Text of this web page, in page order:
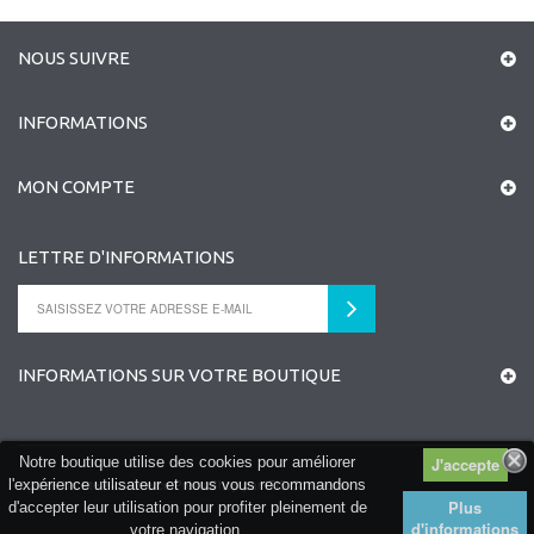
Notre boutique utilise des cookies pour améliorer
l'expérience utilisateur et nous vous recommandons
d'accepter leur utilisation pour profiter pleinement de
votre navigation.
Plus
d'informations
NOUS SUIVRE
INFORMATIONS
©2026Un site e-commercePrestaShopparITIS Commerce
MON COMPTE
LETTRE D'INFORMATIONS
INFORMATIONS SUR VOTRE BOUTIQUE